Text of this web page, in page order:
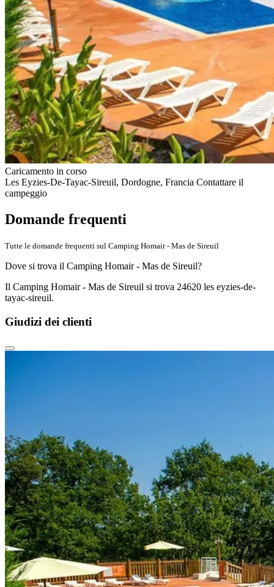
Caricamento in corso
Les Eyzies-De-Tayac-Sireuil, Dordogne, Francia Contattare il
campeggio
Domande frequenti
Tutte le domande frequenti sul Camping Homair - Mas de Sireuil
Dove si trova il Camping Homair - Mas de Sireuil?
Il Camping Homair - Mas de Sireuil si trova 24620 les eyzies-de-
tayac-sireuil.
Giudizi dei clienti